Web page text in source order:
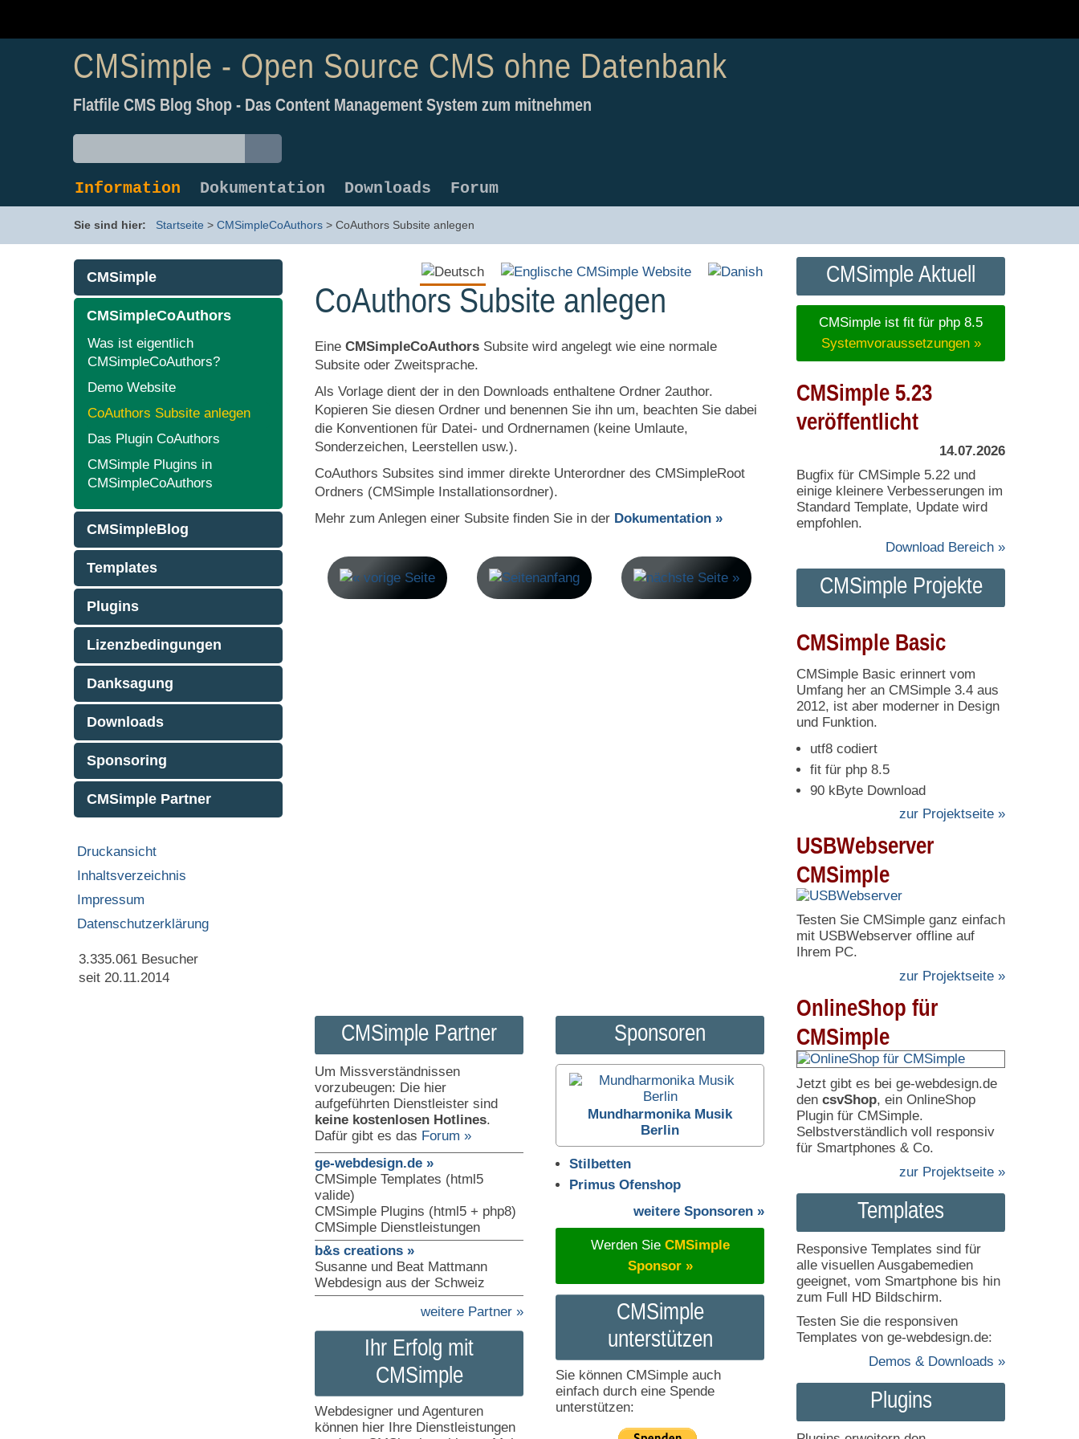
CMSimple - Open Source CMS ohne Datenbank
Flatfile CMS Blog Shop - Das Content Management System zum mitnehmen
Information Dokumentation Downloads Forum
Sie sind hier: Startseite > CMSimpleCoAuthors > CoAuthors Subsite anlegen
CoAuthors Subsite anlegen
Eine CMSimpleCoAuthors Subsite wird angelegt wie eine normale
Subsite oder Zweitsprache.
Als Vorlage dient der in den Downloads enthaltene Ordner 2author.
Kopieren Sie diesen Ordner und benennen Sie ihn um, beachten Sie dabei
die Konventionen für Datei- und Ordnernamen (keine Umlaute,
Sonderzeichen, Leerstellen usw.).
CoAuthors Subsites sind immer direkte Unterordner des CMSimpleRoot
Ordners (CMSimple Installationsordner).
Mehr zum Anlegen einer Subsite finden Sie in der Dokumentation »
CMSimple
CMSimpleCoAuthors
Was ist eigentlich
CMSimpleCoAuthors?
Demo Website
CoAuthors Subsite anlegen
Das Plugin CoAuthors
CMSimple Plugins in
CMSimpleCoAuthors
CMSimpleBlog
Templates
Plugins
Lizenzbedingungen
Danksagung
Downloads
Sponsoring
CMSimple Partner
Druckansicht
Inhaltsverzeichnis
Impressum
Datenschutzerklärung
3.335.061 Besucher
seit 20.11.2014
CMSimple Aktuell
CMSimple ist fit für php 8.5
Systemvoraussetzungen »
CMSimple 5.23
veröffentlicht
14.07.2026
Bugfix für CMSimple 5.22 und
einige kleinere Verbesserungen im
Standard Template, Update wird
empfohlen.
Download Bereich »
CMSimple Projekte
CMSimple Basic
CMSimple Basic erinnert vom
Umfang her an CMSimple 3.4 aus
2012, ist aber moderner in Design
und Funktion.
utf8 codiert
fit für php 8.5
90 kByte Download
zur Projektseite »
USBWebserver
CMSimple
Testen Sie CMSimple ganz einfach
mit USBWebserver offline auf
Ihrem PC.
zur Projektseite »
OnlineShop für
CMSimple
Jetzt gibt es bei ge-webdesign.de
den csvShop, ein OnlineShop
Plugin für CMSimple.
Selbstverständlich voll responsiv
für Smartphones & Co.
zur Projektseite »
Templates
Responsive Templates sind für
alle visuellen Ausgabemedien
geeignet, vom Smartphone bis hin
zum Full HD Bildschirm.
Testen Sie die responsiven
Templates von ge-webdesign.de:
Demos & Downloads »
Plugins
Sponsoren
Mundharmonika Musik
Berlin
Stilbetten
Primus Ofenshop
weitere Sponsoren »
Werden Sie CMSimple
Sponsor »
CMSimple
unterstützen
Sie können CMSimple auch
einfach durch eine Spende
unterstützen:
CMSimple Partner
Um Missverständnissen
vorzubeugen: Die hier
aufgeführten Dienstleister sind
keine kostenlosen Hotlines.
Dafür gibt es das Forum »
ge-webdesign.de »
CMSimple Templates (html5
valide)
CMSimple Plugins (html5 + php8)
CMSimple Dienstleistungen
b&s creations »
Susanne und Beat Mattmann
Webdesign aus der Schweiz
weitere Partner »
Ihr Erfolg mit
CMSimple
Webdesigner und Agenturen
können hier Ihre Dienstleistungen